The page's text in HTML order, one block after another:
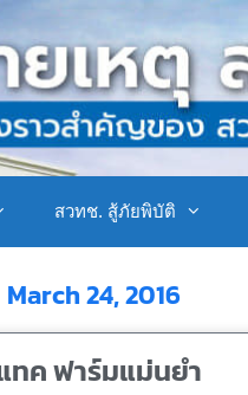
สวทช. สู้ภัยพิบัติ
March 24, 2016
ทค ฟาร์มแม่นยำ